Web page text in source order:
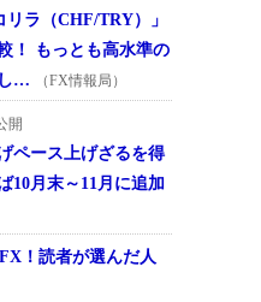
ラ（CHF/TRY）」
！ もっとも高水準の
…
（FX情報局）
開
ペース上げざるを得
10月末～11月に追加
！読者が選んだ人